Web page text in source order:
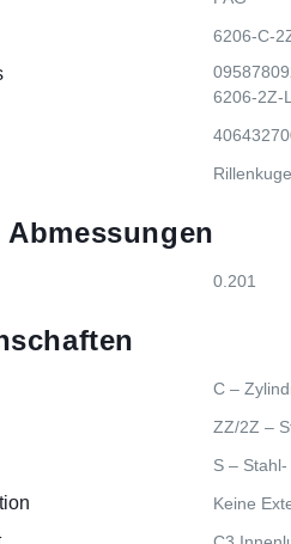
6206-C-
6206-2Z-
0.201
C –
ZZ/2Z –
S –
Keine